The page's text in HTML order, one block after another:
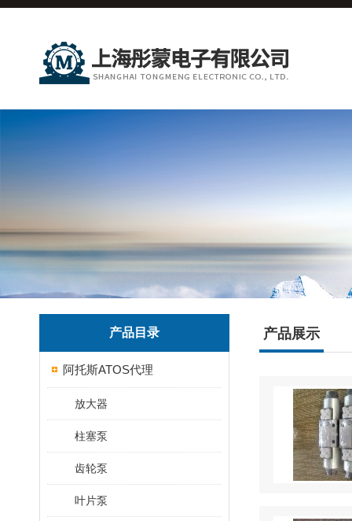
产品目录
阿托斯ATOS代理
放大器
柱塞泵
齿轮泵
叶片泵
产品展示